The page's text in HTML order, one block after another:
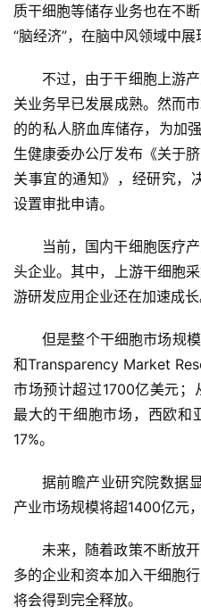
质干细胞等储存业务也在不
“脑经济”，在脑中风领域中展
不过，由于干细胞上游
关业务早已发展成熟。然而
的的私人脐血库储存，为加
生健康委办公厅发布《关于
关事宜的通知》，经研究，
设置审批申请。
当前，国内干细胞医疗
头企业。其中，上游干细胞
游研发应用企业还在加速成长
但是整个干细胞市场规
和Transparency Market
市场预计超过1700亿美元
最大的干细胞市场，西欧和
17%。
据前瞻产业研究院数据
产业市场规模将超1400亿元
未来，随着政策不断放
多的企业和资本加入干细胞
将会得到完全释放。